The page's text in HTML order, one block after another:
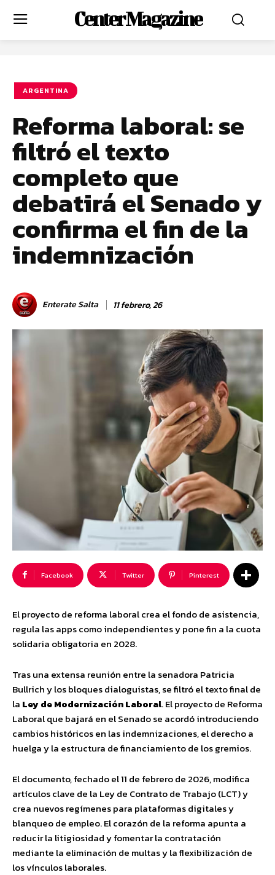
Center Magazine
ARGENTINA
Reforma laboral: se
filtró el texto
completo que
debatirá el Senado y
confirma el fin de la
indemnización
Enterate Salta 11 febrero, 26
Facebook Twitter Pinterest
El proyecto de reforma laboral crea el fondo de asistencia,
regula las apps como independientes y pone fin a la cuota
solidaria obligatoria en 2028.
Tras una extensa reunión entre la senadora Patricia
Bullrich y los bloques dialoguistas, se filtró el texto final de
la Ley de Modernización Laboral. El proyecto de Reforma
Laboralque bajará en el Senado se acordó introduciendo
cambios históricos en las indemnizaciones, el derecho a
huelga y la estructura de financiamiento de los gremios.
El documento, fechado el 11 de febrero de 2026, modifica
artículos clave de la Ley de Contrato de Trabajo (LCT) y
crea nuevos regímenes para plataformas digitales y
blanqueo de empleo. El corazón de la reforma apunta a
reducir la litigiosidad y fomentar la contratación
mediante la eliminación de multas y la flexibilización de
los vínculos laborales.